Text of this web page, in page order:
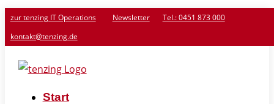
zur tenzing IT Operations Newsletter
Tel.: 0451 873 000
kontakt@tenzing.de
Start